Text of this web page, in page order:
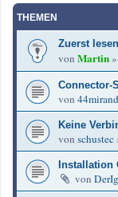
THEMEN
Zuerst
von Martin»
Connector-
von
Keine
von schustec
Installation
von